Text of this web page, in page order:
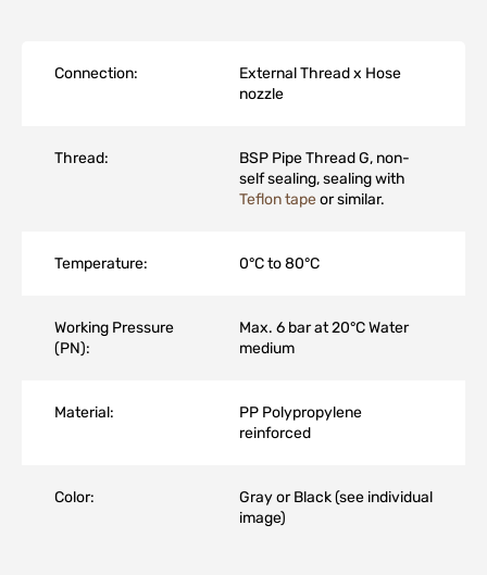
Connection:
External Thread x Hose
nozzle
Thread:
BSP Pipe Thread G, non-
self sealing, sealing with
Teflon tapeor similar.
Temperature: 0°C to 80°C
Working Pressure
(PN):
Max. 6 bar at 20°C Water
medium
Material:
PP Polypropylene
reinforced
Color:
Gray or Black (see individual
image)